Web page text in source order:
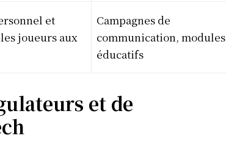
et
joueurs aux
Campagnes de
communication, modules
éducatifs
et de